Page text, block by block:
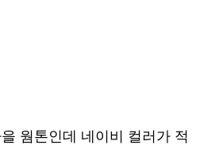
웜톤인데 네이비 컬러가 적